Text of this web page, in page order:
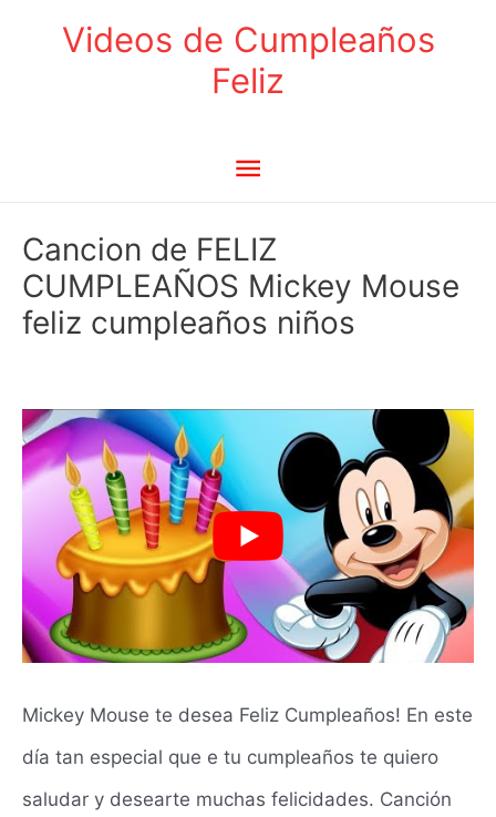
Videos de Cumpleaños
Feliz
Menú
Cancion de FELIZ
CUMPLEAÑOS Mickey Mouse
feliz cumpleaños niños
Mickey Mouse te desea Feliz Cumpleaños! En este
día tan especial que e tu cumpleaños te quiero
saludar y desearte muchas felicidades. Canción